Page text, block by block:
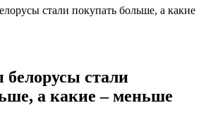
стали покупать больше, а какие
стали
а какие – меньше